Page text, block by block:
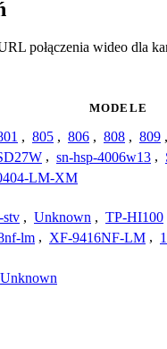
połączenia wideo dla
MODELE
, 805 , 806 , 808 , 809 ,
, sn-hsp-4006w13 ,
LM-XM
, Unknown , TP-HI100
lm , XF-9416NF-LM ,
Unknown